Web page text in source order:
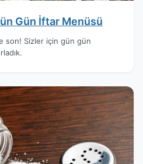
Gün İftar Menüsü
son! Sizler için gün gün